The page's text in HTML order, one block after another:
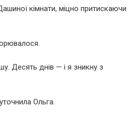
кімнати, міцно притискаючи
Десять днів — і я зникну з
Ольга.